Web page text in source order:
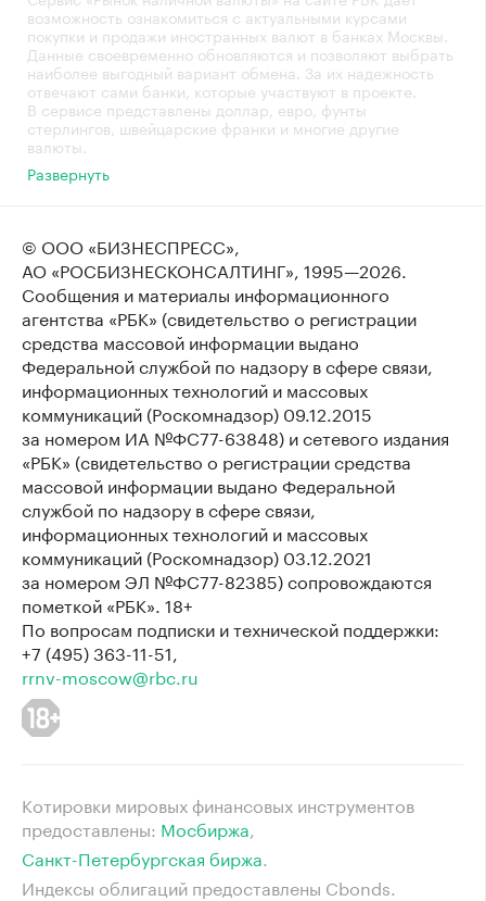
возможность ознакомиться с актуальными курсами
покупки и продажи иностранных валют в банках Москвы.
Данные своевременно обновляются и позволяют выбрать
наиболее выгодный вариант обмена. За их надежность
отвечают сами банки, которые участвуют в проекте.
В сервисе представлены доллар, евро, фунты
стерлингов, швейцарские франки и многие другие
валюты.
Развернуть
© ООО «БИЗНЕСПРЕСС»,
АО «РОСБИЗНЕСКОНСАЛТИНГ», 1995—2026.
Сообщения и материалы информационного
агентства «РБК» (свидетельство о регистрации
средства массовой информации выдано
Федеральной службой по надзору в сфере связи,
информационных технологий и массовых
коммуникаций (Роскомнадзор) 09.12.2015
за номером ИА №ФС77-63848) и сетевого издания
«РБК» (свидетельство о регистрации средства
массовой информации выдано Федеральной
службой по надзору в сфере связи,
информационных технологий и массовых
коммуникаций (Роскомнадзор) 03.12.2021
за номером ЭЛ №ФС77-82385) сопровождаются
пометкой «РБК». 18+
По вопросам подписки и технической поддержки:
+7 (495) 363-11-51,
rrnv-moscow@rbc.ru
Котировки мировых финансовых инструментов
предоставлены: Мосбиржа⁠,
Санкт-Петербургская биржа⁠.
Индексы облигаций предоставлены Cbonds.